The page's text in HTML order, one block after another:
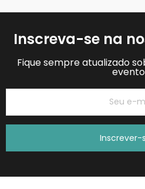
Inscreva-se na
Fique sempre atualizado
Inscrever-